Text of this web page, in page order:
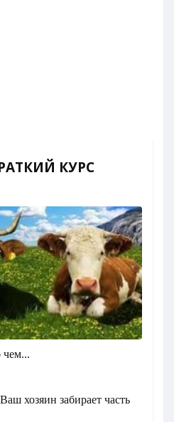
КУРС
чем...
хозяин забирает часть